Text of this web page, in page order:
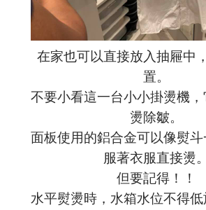
在家也可以直接放入抽屜中
置。
不要小看這一台小小掛燙機
燙除皺。
面板使用的鋁合金可以像熨
服著衣服直接燙。
但要記得！！
水平熨燙時，水箱水位不得低